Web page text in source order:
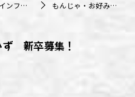
インフォメーション もんじゃ・お好み焼わいず 新卒募集！
ず 新卒募集！